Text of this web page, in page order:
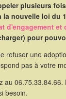
plusieurs
nouvelle loi du
d'engagement et
pour
refuser une
pas à votre
au
besoin.